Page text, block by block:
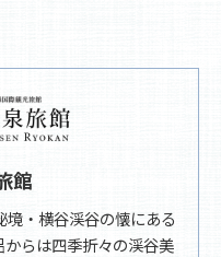
館
・横谷渓谷の懐にある
らは四季折々の渓谷美